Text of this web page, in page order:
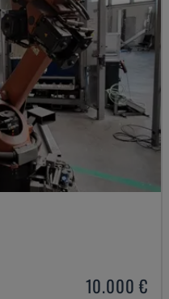
10.000 €